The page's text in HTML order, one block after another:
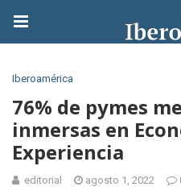
Iberoamérica
76% de pymes
inmersas en
Experiencia
editorial agosto 1, 2022